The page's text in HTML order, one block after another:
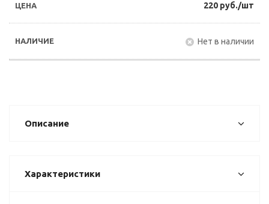
220 руб./шт
Нет в наличии
Описание
Характеристики